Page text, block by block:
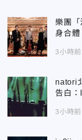
樂團
身合
3小時前
natori
告白
3小時前